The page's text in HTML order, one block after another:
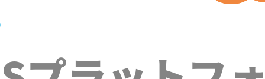
プラットフ